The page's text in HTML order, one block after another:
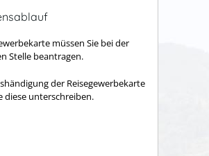
müssen Sie bei der
Stelle beantragen.
der Reisegewerbekarte
diese unterschreiben.